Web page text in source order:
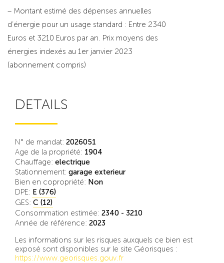
– Montant estimé des dépenses annuelles
d’énergie pour un usage standard : Entre 2340
Euros et 3210 Euros par an. Prix moyens des
énergies indexés au 1er janvier 2023
(abonnement compris)
DETAILS
N° de mandat: 2026051
Age de la propriété: 1904
Chauffage: electrique
Stationnement: garage exterieur
Bien en copropriété: Non
DPE: E (376)
GES: C (12)
Consommation estimée: 2340 - 3210
Année de référence: 2023
Les informations sur les risques auxquels ce bien est
exposé sont disponibles sur le site Géorisques :
https://www.georisques.gouv.fr